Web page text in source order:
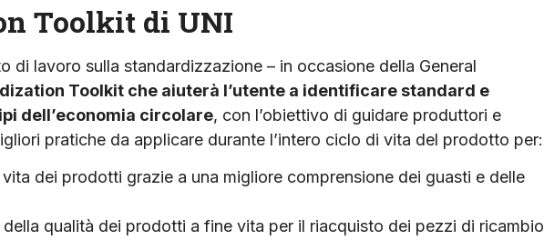
Toolkit di UNI
di lavoro sulla standardizzazione – in occasione della General
Toolkit che aiuterà l’utente a identificare standard e
dell’economia circolare, con l’obiettivo di guidare produttori e
pratiche da applicare durante l’intero ciclo di vita del prodotto per:
vita dei prodotti grazie a una migliore comprensione dei guasti e delle
qualità dei prodotti a fine vita per il riacquisto dei pezzi di ricambio